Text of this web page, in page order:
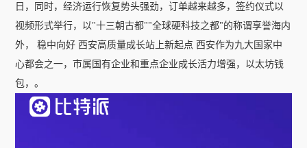
日，同时，经济运行恢复势头强劲，订单越来越多，签约仪式以
视频形式举行，以"十三朝古都""全球硬科技之都"的称谓享誉海内
外， 稳中向好 西安高质量成长站上新起点 西安作为九大国家中
心都会之一，市属国有企业和重点企业成长活力增强，以太坊钱
包，。